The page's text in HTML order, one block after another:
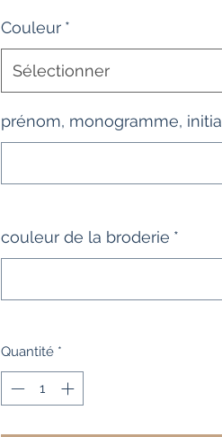
Couleur *
Sélectionner
prénom, monogramme,
couleur de la broderie *
Quantité *